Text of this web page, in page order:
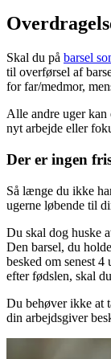
Skal du på barsel
til overførsel af
for far/medmor,
Alle andre uger kan
nyt arbejde eller
Der er ingen
Så længe du ikke
ugerne løbende til
Du skal dog huske
Den barsel, du
besked om senest
efter fødslen, skal
Du behøver ikke at
din arbejdsgiver